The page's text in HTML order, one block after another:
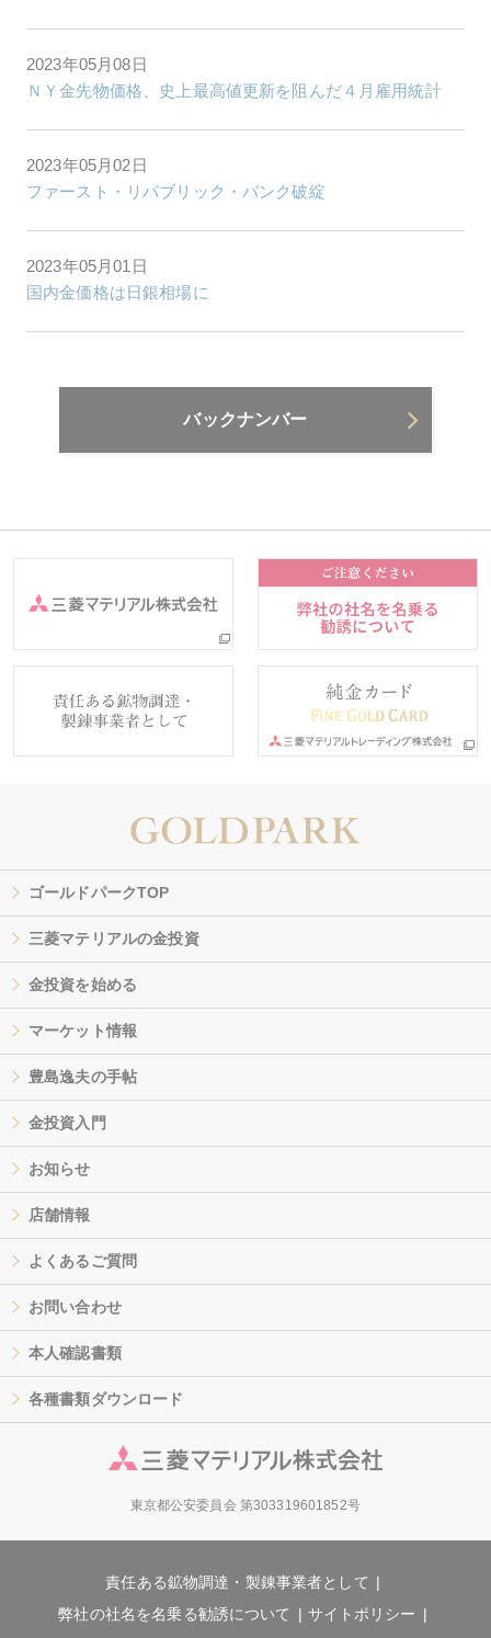
2023年05月08日
ＮＹ金先物価格、史上最高値更新を阻んだ４月雇用統計
2023年05月02日
ファースト・リパブリック・バンク破綻
2023年05月01日
国内金価格は日銀相場に
バックナンバー
ゴールドパークTOP
三菱マテリアルの金投資
金投資を始める
マーケット情報
豊島逸夫の手帖
金投資入門
お知らせ
店舗情報
よくあるご質問
お問い合わせ
本人確認書類
各種書類ダウンロード
東京都公安委員会 第303319601852号
責任ある鉱物調達・製錬事業者として
弊社の社名を名乗る勧誘について
サイトポリシー